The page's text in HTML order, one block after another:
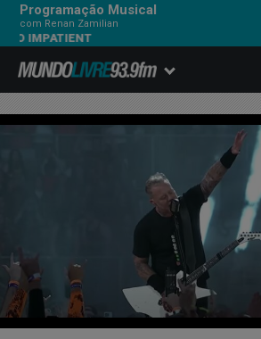
Programação Musical
com Renan Zamilian